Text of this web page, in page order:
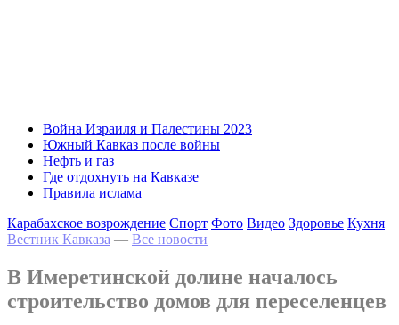
Война Израиля и Палестины 2023
Южный Кавказ после войны
Нефть и газ
Где отдохнуть на Кавказе
Правила ислама
Карабахское возрождение Спорт Фото Видео Здоровье Кухня
Вестник Кавказа — Все новости
В Имеретинской долине началось
строительство домов для переселенцев